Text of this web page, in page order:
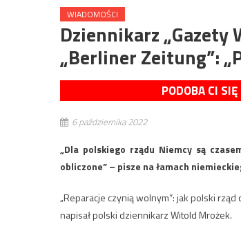
WIADOMOŚCI
Dziennikarz „Gazety
„Berliner Zeitung”:
PODOBA CI
6 października 2022
„Dla polskiego rządu Niemcy są
obliczone” – pisze na łamach
„Reparacje czynią wolnym”: jak polski
napisał polski dziennikarz Witold Mrożek.